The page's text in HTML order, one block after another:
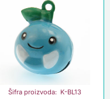
Šifra proizvoda: K-BL13